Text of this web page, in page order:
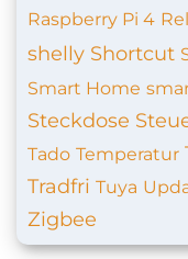
Raspberry Pi 4
shelly Shortcut
Smart Home
Steckdose
Tado Temperatur
Tradfri Tuya
Zigbee